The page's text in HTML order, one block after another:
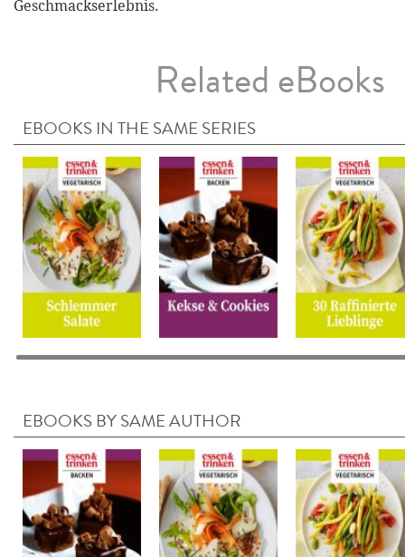
Geschmackserlebnis.
Related eBooks
EBOOKS IN THE SAME SERIES
EBOOKS BY SAME AUTHOR